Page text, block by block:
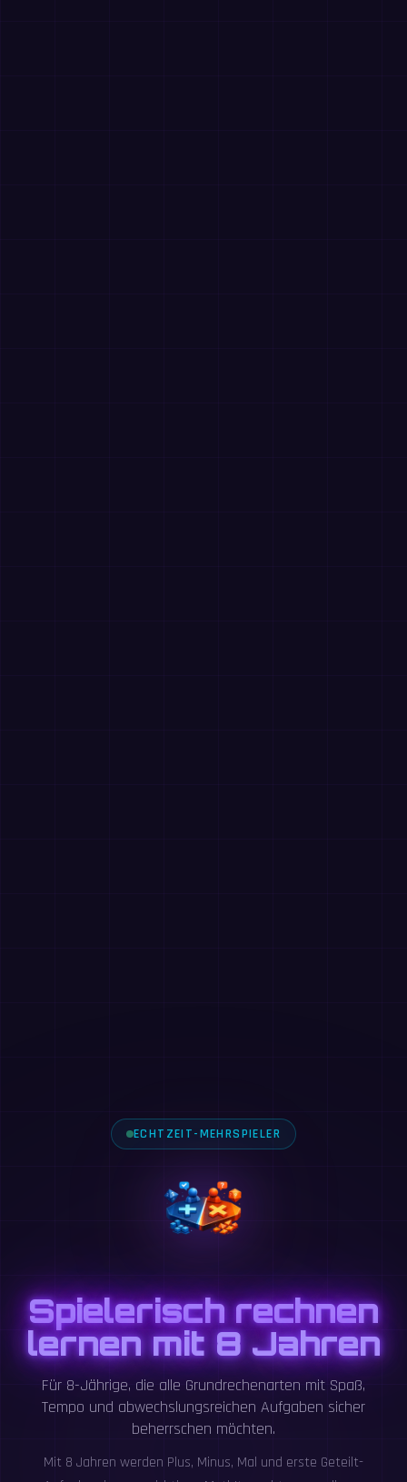
ECHTZEIT-MEHRSPIELER
Spielerisch rechnen
lernen mit 8 Jahren
Für 8-Jährige, die alle Grundrechenarten mit Spaß,
Tempo und abwechslungsreichen Aufgaben sicher
beherrschen möchten.
Mit 8 Jahren werden Plus, Minus, Mal und erste Geteilt-